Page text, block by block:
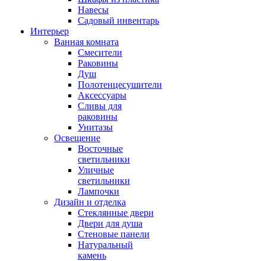
Навесы
Садовый инвентарь
Интерьер
Ванная комната
Смесители
Раковины
Душ
Полотенцесушители
Аксессуары
Сливы для
раковины
Унитазы
Освещение
Восточные
светильники
Уличные
светильники
Лампочки
Дизайн и отделка
Стеклянные двери
Двери для душа
Стеновые панели
Натуральный
камень